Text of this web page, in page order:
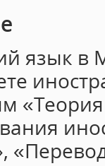
язык